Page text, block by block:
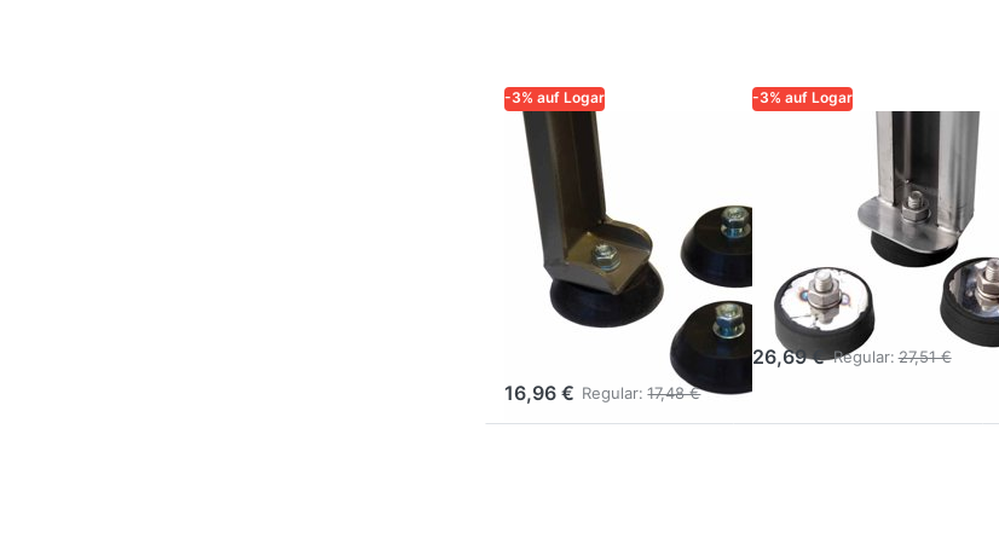
-3% auf Logar
LOGAR – QUALITÄT UND
ZUVERLÄSSIGKEIT FÜR
IMKER
Gummifüsse
für
Honigschleuder
mit Schraube
M8 (3 Stück)
16,96 € Regular: 17,48 €
-3% auf Logar
LOGAR – QUALITÄT UND
ZUVERLÄSSIGKEIT FÜR
Gummifüsse
Honigschleuder
M10 (3 Stück)
26,69 € Regular: 27,51 €